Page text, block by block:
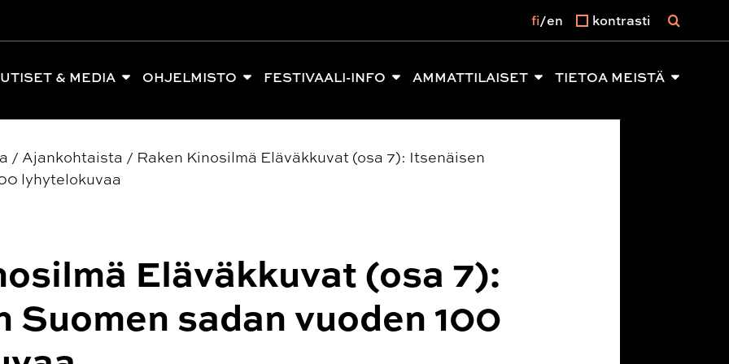
& MEDIA OHJELMISTO FESTIVAALI-INFO AMMATTILAISET TIETOA MEISTÄ
fi en kontrasti
/ Ajankohtaista / Raken Kinosilmä Eläväkkuvat (osa 7): Itsenäisen
lyhytelokuvaa
Eläväkkuvat (osa 7):
Suomen sadan vuoden 100